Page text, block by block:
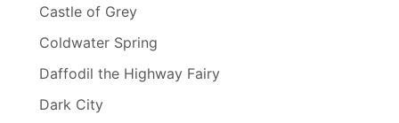
Castle of Grey
Coldwater Spring
Daffodil the Highway Fairy
Dark City